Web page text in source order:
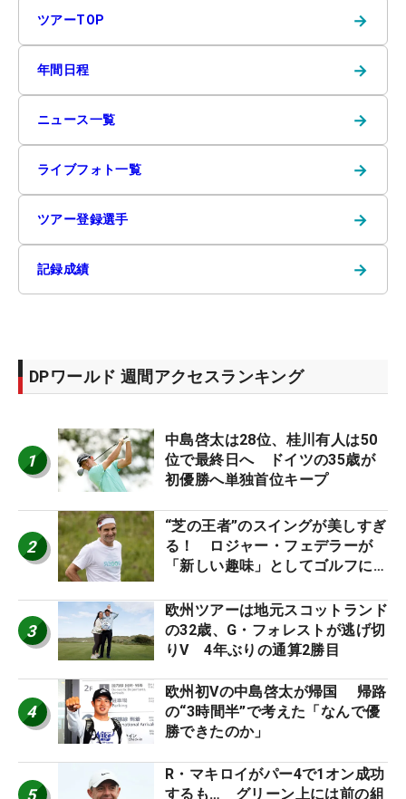
ツアーTOP →
年間日程 →
ニュース一覧 →
ライブフォト一覧 →
ツアー登録選手 →
記録成績 →
DPワールド 週間アクセスランキング
1
中島啓太は28位、桂川有人は50
位で最終日へ ドイツの35歳が
初優勝へ単独首位キープ
2
“芝の王者”のスイングが美しすぎ
る！ ロジャー・フェデラーが
「新しい趣味」としてゴルフに挑
3
欧州ツアーは地元スコットランド
の32歳、G・フォレストが逃げ切
りV 4年ぶりの通算2勝目
4
欧州初Vの中島啓太が帰国 帰路
の“3時間半”で考えた「なんで優
勝できたのか」
5
R・マキロイがパー4で1オン成功
するも… グリーン上には前の組